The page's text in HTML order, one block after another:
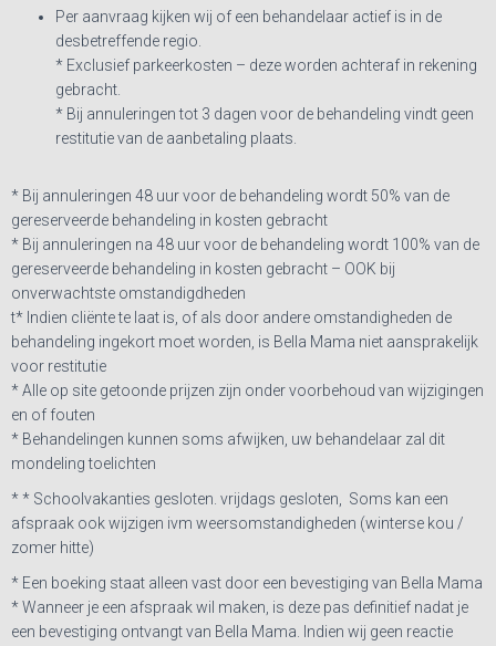
Per aanvraag kijken wij of een behandelaar actief is in de
desbetreffende regio.
* Exclusief parkeerkosten – deze worden achteraf in rekening
gebracht.
* Bij annuleringen tot 3 dagen voor de behandeling vindt geen
restitutie van de aanbetaling plaats.
* Bij annuleringen 48 uur voor de behandeling wordt 50% van de
gereserveerde behandeling in kosten gebracht
* Bij annuleringen na 48 uur voor de behandeling wordt 100% van de
gereserveerde behandeling in kosten gebracht – OOK bij
onverwachtste omstandigdheden
t* Indien cliënte te laat is, of als door andere omstandigheden de
behandeling ingekort moet worden, is Bella Mama niet aansprakelijk
voor restitutie
* Alle op site getoonde prijzen zijn onder voorbehoud van wijzigingen
en of fouten
* Behandelingen kunnen soms afwijken, uw behandelaar zal dit
mondeling toelichten
** Schoolvakanties gesloten. vrijdags gesloten, Soms kan een
afspraak ook wijzigen ivm weersomstandigheden (winterse kou /
zomer hitte)
* Een boeking staat alleen vast door een bevestiging van Bella Mama
* Wanneer je een afspraak wil maken, is deze pas definitief nadat je
een bevestiging ontvangt van Bella Mama. Indien wij geen reactie